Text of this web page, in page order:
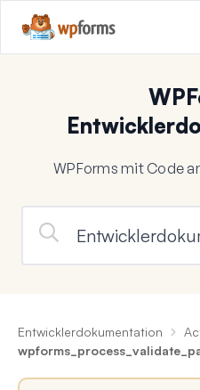
WPForms mit Code
Entwicklerdokumentation